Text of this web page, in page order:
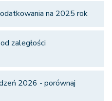
na 2025 rok
zaległości
2026 - porównaj